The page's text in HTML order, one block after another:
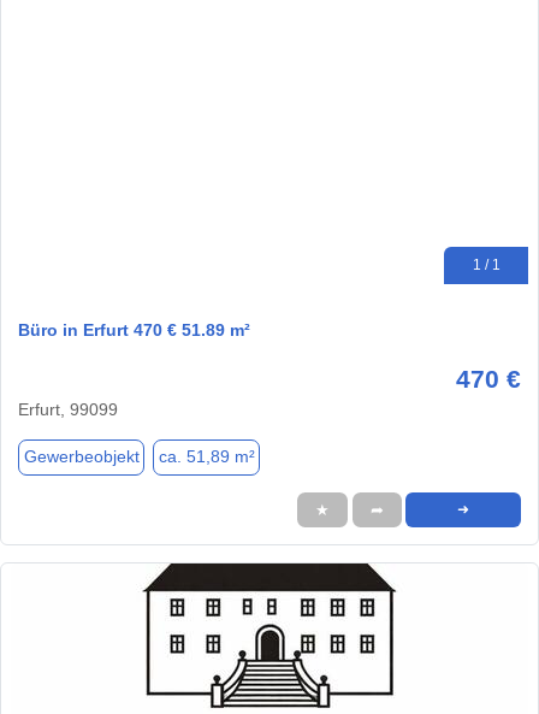
1 / 1
Büro in Erfurt 470 € 51.89 m²
470 €
Erfurt, 99099
Gewerbeobjekt ca. 51,89 m²
★ ➦ ➜